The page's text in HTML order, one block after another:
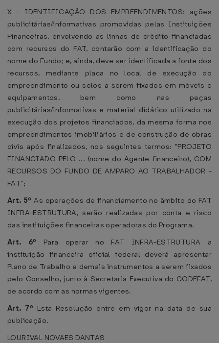
X - IDENTIFICAÇÃO DOS EMPREENDIMENTOS: ações
publicitárias/informativas promovidas pelas Instituições
Financeiras, envolvendo as linhas de crédito financiadas
com recursos do FAT, contarão com a identificação do
nome do Fundo; e, ainda, deve ser identificada a fonte dos
recursos, mediante placa no local de execução do
empreendimento ou selos a serem fixados em móveis e
equipamentos, bem como nas peças
publicitárias/informativas e material didático utilizado na
execução dos projetos financiados, da mesma forma nos
empreendimentos imobiliários e de construção de obras
civis após finalizados, nos seguintes termos: "PROJETO
FINANCIADO PELO ... (nome do Agente financeiro), COM
RECURSOS DO FUNDO DE AMPARO AO TRABALHADOR -
FAT";
Art. 5ºAs operações de financiamento no âmbito do FAT
INFRA-ESTRUTURA, serão realizadas por conta e risco
das instituições financeiras operadoras do Programa.
Art. 6º Para operar no FAT INFRA-ESTRUTURA a
instituição financeira oficial federal deverá apresentar
Plano de Trabalho e demais instrumentos a serem fixados
pelo Conselho, junto à Secretaria Executiva do CODEFAT,
de acordo com as normas vigentes.
Art. 7º Esta Resolução entre em vigor na data de sua
publicação.
LOURIVAL NOVAES DANTAS